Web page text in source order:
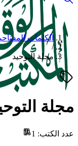
الكلمات
/
مجلة التوحيد
مجلة
عدد الكتب:
1